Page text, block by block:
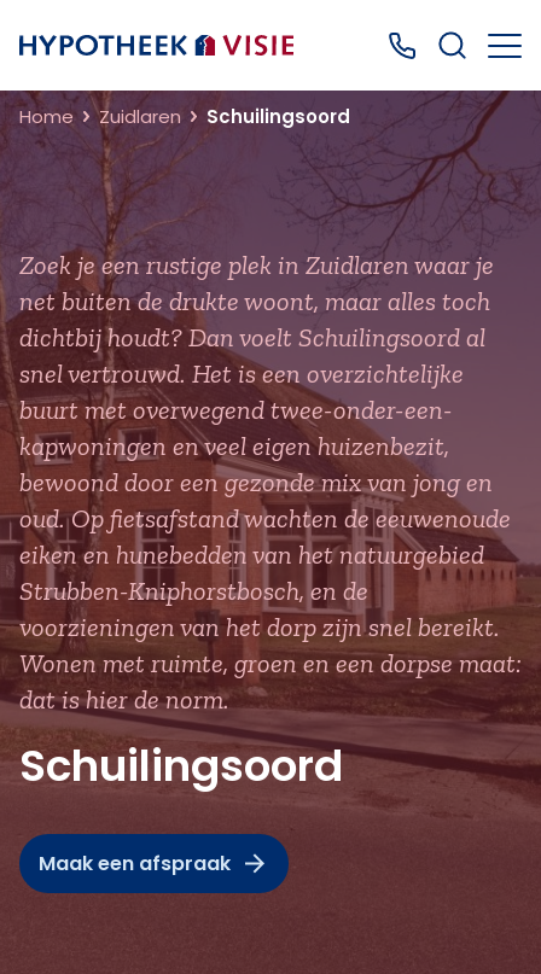
Terug naar home Bel ons: 0499
Home Zuidlaren Schuilingsoord
Zoek je een rustige plek in Zuidlaren waar je
net buiten de drukte woont, maar alles toch
dichtbij houdt? Dan voelt Schuilingsoord al
snel vertrouwd. Het is een overzichtelijke
buurt met overwegend twee-onder-een-
kapwoningen en veel eigen huizenbezit,
bewoond door een gezonde mix van jong en
oud. Op fietsafstand wachten de eeuwenoude
eiken en hunebedden van het natuurgebied
Strubben-Kniphorstbosch, en de
voorzieningen van het dorp zijn snel bereikt.
Wonen met ruimte, groen en een dorpse maat:
dat is hier de norm.
Schuilingsoord
Maak een afspraak